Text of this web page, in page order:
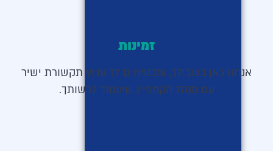
זמינות
אנחנו כאן בשבילך, ומבטיחים לך ערוץ תקשורת ישיר
עם מנהל הקמפיין שיעמוד לרשותך.